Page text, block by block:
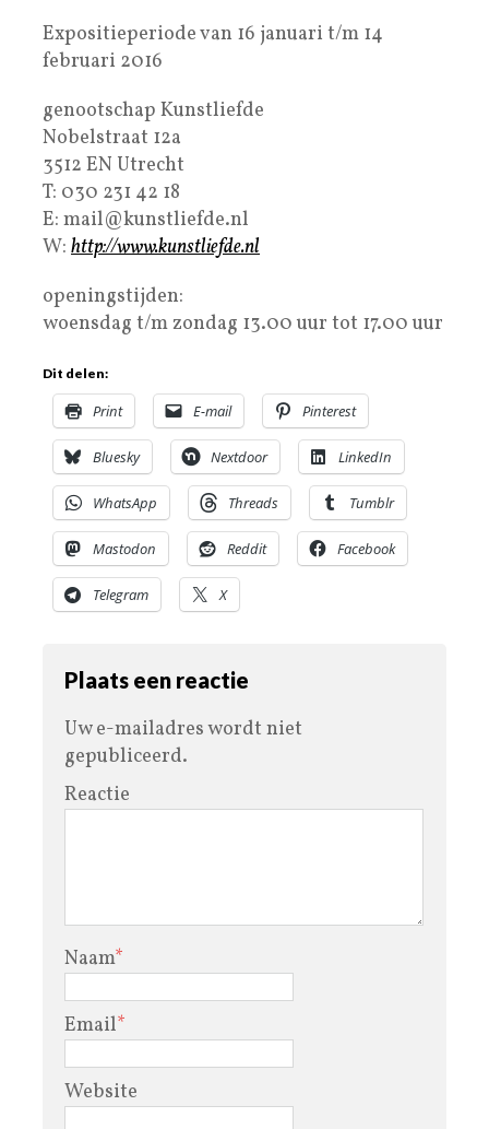
Expositieperiode van 16 januari t/m 14
februari 2016
genootschap Kunstliefde
Nobelstraat 12a
3512 EN Utrecht
T: 030 231 42 18
E: mail@kunstliefde.nl
W: http://www.kunstliefde.nl
openingstijden:
woensdag t/m zondag 13.00 uur tot 17.00 uur
Dit delen:
Print E-mail Pinterest
Bluesky Nextdoor LinkedIn
WhatsApp Threads Tumblr
Mastodon Reddit Facebook
Telegram X
Plaats een reactie
Uw e-mailadres wordt niet
gepubliceerd.
Reactie
Naam*
Email*
Website